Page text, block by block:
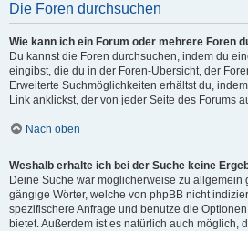
Die Foren durchsuchen
Wie kann ich ein Forum oder mehrere Foren
Du kannst die Foren durchsuchen, indem du
eingibst, die du in der Foren-Übersicht, der
Erweiterte Suchmöglichkeiten erhältst du,
Link anklickst, der von jeder Seite des Forums
Nach oben
Weshalb erhalte ich bei der Suche keine
Deine Suche war möglicherweise zu allgemein
gängige Wörter, welche von phpBB nicht
spezifischere Anfrage und benutze die
bietet. Außerdem ist es natürlich auch möglich,